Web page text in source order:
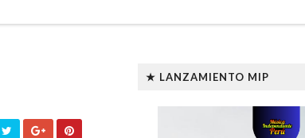
★ LANZAMIENTO MIP